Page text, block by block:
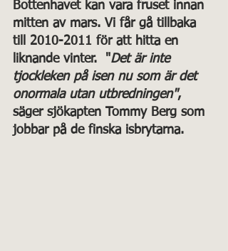
Bottenhavet kan vara fruset innan
mitten av mars. Vi får gå tillbaka
till 2010-2011 för att hitta en
liknande vinter.  "Det är inte
tjockleken på isen nu som är det
onormala utan utbredningen",
säger sjökapten Tommy Berg som
jobbar på de finska isbrytarna.